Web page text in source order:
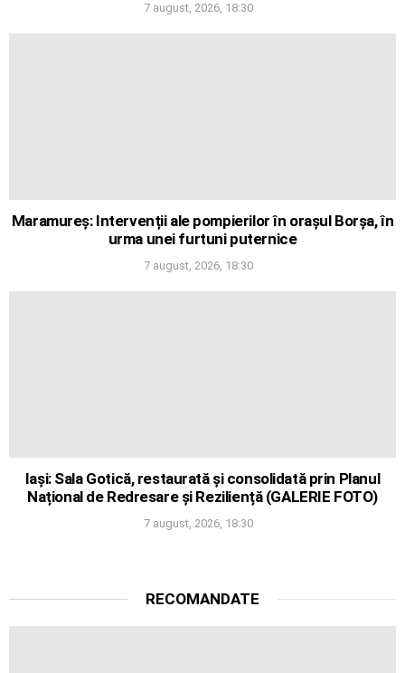
7 august, 2026, 18:30
Maramureș: Intervenții ale pompierilor în orașul Borșa, în
urma unei furtuni puternice
7 august, 2026, 18:30
Iași: Sala Gotică, restaurată și consolidată prin Planul
Național de Redresare și Reziliență (GALERIE FOTO)
7 august, 2026, 18:30
RECOMANDATE